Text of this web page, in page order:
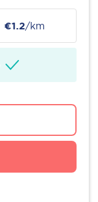
€1.2/km